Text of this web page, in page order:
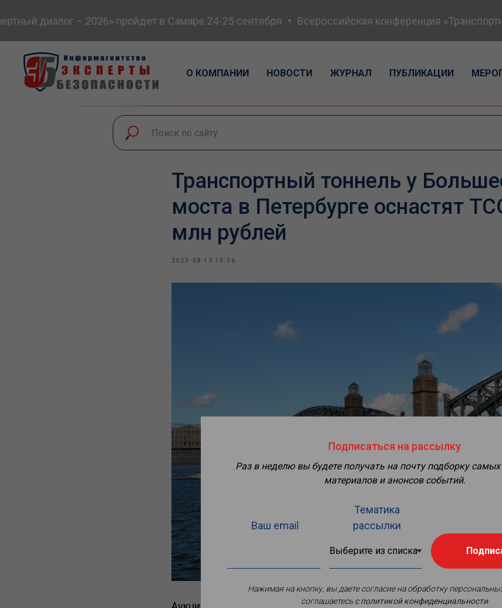
диалог – 2026» пройдет в Самаре 24-25 сентября Всероссийская конференция
О КОМПАНИИ НОВОСТИ ЖУРНАЛ ПУБЛИКАЦИИ
Транспортный тоннель у
моста в Петербурге оснастят
млн рублей
2023-08-15 13:36
Подписаться на рассылку
Раз в неделю вы будете получать на почту подборку
материалов и анонсов событий.
Ваш email
Тематика
рассылки
Нажимая на кнопку, вы даете согласие на обработку
соглашаетесьc политикой конфиденциальности